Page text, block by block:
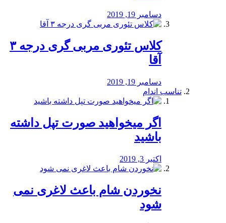
دسامبر 19, 2019
کلاس تئوری مربی گری درجه ۳
آقا
دسامبر 19, 2019
تناسب اندام
اگر میخواهید صورت تپل داشته
باشید
اکتبر 3, 2019
نخوردن شام باعث لاغری نمی
‌شود